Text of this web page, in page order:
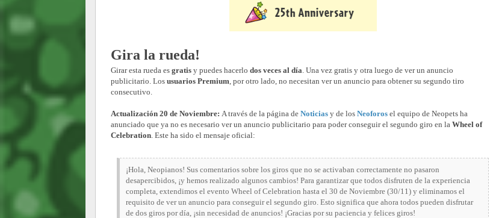
Gira la rueda!
Girar esta rueda es gratis y puedes hacerlo dos veces al día. Una vez gratis y otra luego de ver un anuncio
publicitario. Los usuarios Premium, por otro lado, no necesitan ver un anuncio para obtener su segundo tiro
consecutivo.
Actualización 20 de Noviembre: A través de la página de Noticias y de los Neoforos el equipo de Neopets ha
anunciado que ya no es necesario ver un anuncio publicitario para poder conseguir el segundo giro en la Wheel of
Celebration. Este ha sido el mensaje oficial:
¡Hola, Neopianos! Sus comentarios sobre los giros que no se activaban correctamente no pasaron
desapercibidos, ¡y hemos realizado algunos cambios! Para garantizar que todos disfruten de la experiencia
completa, extendimos el evento Wheel of Celebration hasta el 30 de Noviembre (30/11) y eliminamos el
requisito de ver un anuncio para conseguir el segundo giro. Esto significa que ahora todos pueden disfrutar
de dos giros por día, ¡sin necesidad de anuncios! ¡Gracias por su paciencia y felices giros!